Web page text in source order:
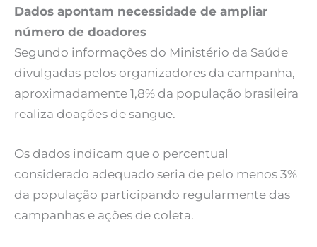
Dados apontam necessidade de ampliar
número de doadores
Segundo informações do Ministério da Saúde
divulgadas pelos organizadores da campanha,
aproximadamente 1,8% da população brasileira
realiza doações de sangue.
Os dados indicam que o percentual
considerado adequado seria de pelo menos 3%
da população participando regularmente das
campanhas e ações de coleta.